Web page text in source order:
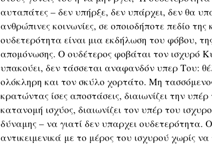
αυταπάτες – δεν υπήρξε, δεν υπάρχει, δεν θα
ανθρώπινες κοινωνίες, σε οποιοδήποτε πεδίο της
ουδετερότητα είναι μια εκδήλωση του φόβου,
απομόνωσης. Ο ουδέτερος φοβάται τον ισχυρό
υπακούει, δεν τάσσεται αναφανδόν υπερ Του:
ολόκληρη και τον σκύλο χορτάτο. Μη
κρατώντας ίσες αποστάσεις, διαιωνίζει την
κατανομή ισχύος, διαιωνίζει τον υπέρ του
δύναμης – να γιατί δεν υπαρχει ουδετερότητα.
αντικειμενικά με το μέρος του ισχυρού χωρίς